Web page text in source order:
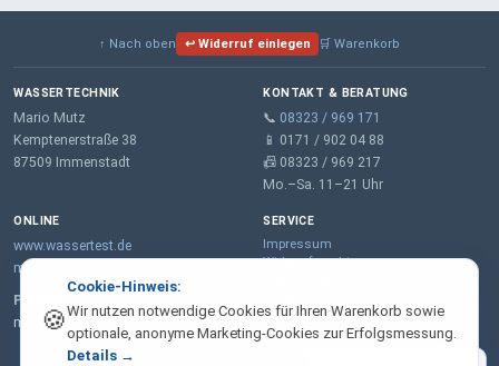
🍪
Cookie-Hinweis:
Wir nutzen notwendige Cookies für Ihren Warenkorb sowie
optionale, anonyme Marketing-Cookies zur Erfolgsmessung.
Details →
↑ Nach oben ↩ Widerruf einlegen 🛒 Warenkorb
WASSERTECHNIK
Mario Mutz
Kemptenerstraße 38
87509 Immenstadt
KONTAKT & BERATUNG
📞 08323 / 969 171
📱 0171 / 902 04 88
📠 08323 / 969 217
Mo.–Sa. 11–21 Uhr
ONLINE
www.wassertest.de
mail@wassertest.de
Partner:
m-wt.de – Wasserenthärtung
SERVICE
Impressum
Widerrufsrecht
AGB
Lieferung & Zahlung